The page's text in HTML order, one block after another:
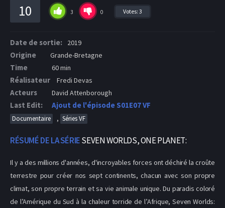
10 3 0 Votes: 3
Date de sortie: 2019
Origine Grande-Bretagne
Time 60 min
Réalisateur Fredi Devas
Acteurs David Attenborough
Last Edit: Ajout de l'épisode S01E07 VF
Documentaire , Séries VF
RÉSUMÉ DE LA SÉRIESEVEN WORLDS, ONE PLANET:
Il y a des millions d'années, d'incroyables forces ont déchiré la croûte
terrestre pour créer nos sept continents, chacun avec son propre
climat, son propre terrain et sa vie animale unique. Du paradis coloré
de l’Amérique du Sud à la chaleur torride de l’Afrique, Seven Worlds: